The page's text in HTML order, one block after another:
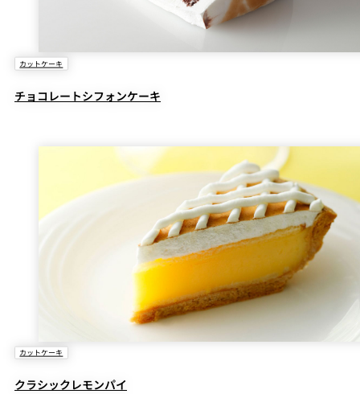
カットケーキ
チョコレートシフォンケーキ
カットケーキ
クラシックレモンパイ